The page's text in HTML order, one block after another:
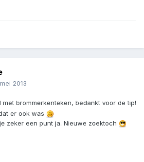
2013
brommerkenteken, bedankt voor de tip!
er ook was
zeker een punt ja. Nieuwe zoektoch